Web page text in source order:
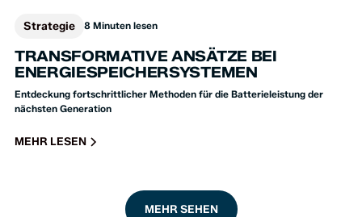
Strategie 8 Minuten lesen
TRANSFORMATIVE ANSÄTZE BEI
ENERGIESPEICHERSYSTEMEN
Entdeckung fortschrittlicher Methoden für die Batterieleistung der
nächsten Generation
MEHR LESEN
MEHR SEHEN